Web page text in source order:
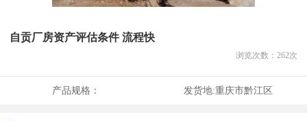
自贡厂房资产评估条件 流程快
浏览次数： 262次
产品规格： 发货地:重庆市黔江区